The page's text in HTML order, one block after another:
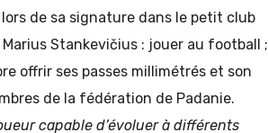
lors de sa signature dans le petit club
Marius Stankevičius : jouer au football ;
offrir ses passes millimétrés et son
de la fédération de Padanie.
capable d’évoluer à différents